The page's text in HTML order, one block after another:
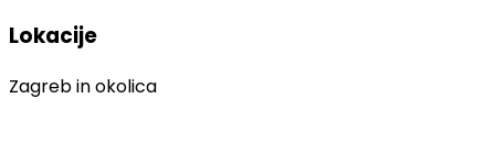
Lokacije
Zagreb in okolica